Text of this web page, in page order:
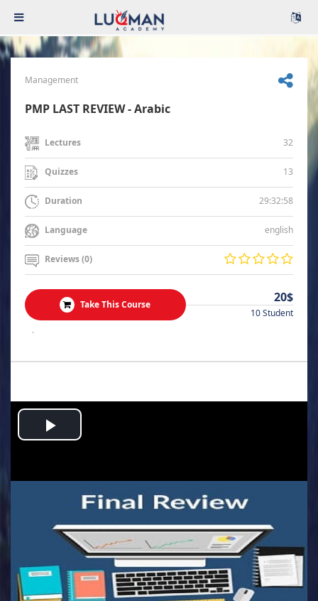
Management
PMP LAST REVIEW - Arabic
Lectures 32
Quizzes 13
Duration 29:32:58
Language english
Reviews (0)
Take This Course 20$
10 Student
.
Play